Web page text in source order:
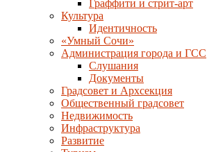
Граффити и стрит-арт
Культура
Идентичность
«Умный Сочи»
Администрация города и ГСС
Слушания
Документы
Градсовет и Архсекция
Общественный градсовет
Недвижимость
Инфраструктура
Развитие